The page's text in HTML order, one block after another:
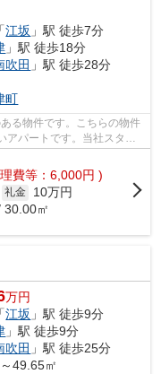
「江坂 」駅 徒歩7分
」駅 徒歩18分
吹田 」駅 徒歩28分
町
る物件です。こちらの物件
パートです。当社スタッ
費等：6,000円 )
礼金
10万円
30.00㎡
万円
「江坂 」駅 徒歩9分
」駅 徒歩9分
吹田 」駅 徒歩25分
49.65㎡